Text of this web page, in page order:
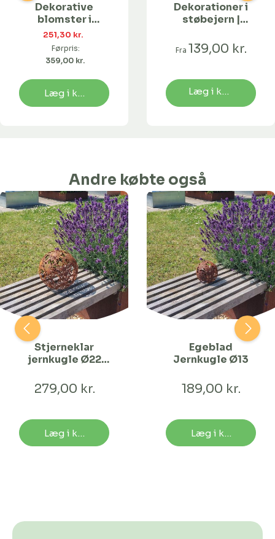
Dekorative
blomster i
trådmønster og
sølvfarvet kugle
- 2 stk. i sættet
251,30 kr.
Førpris:
359,00 kr.
Læg i kurv
Dekorationer i
støbejern |
Fra 139,00 kr.
Læg i kurv
Andre købte også
Stjerneklar
jernkugle Ø22
279,00 kr.
Læg i kurv
Egeblad
Jernkugle Ø13
189,00 kr.
Læg i kurv